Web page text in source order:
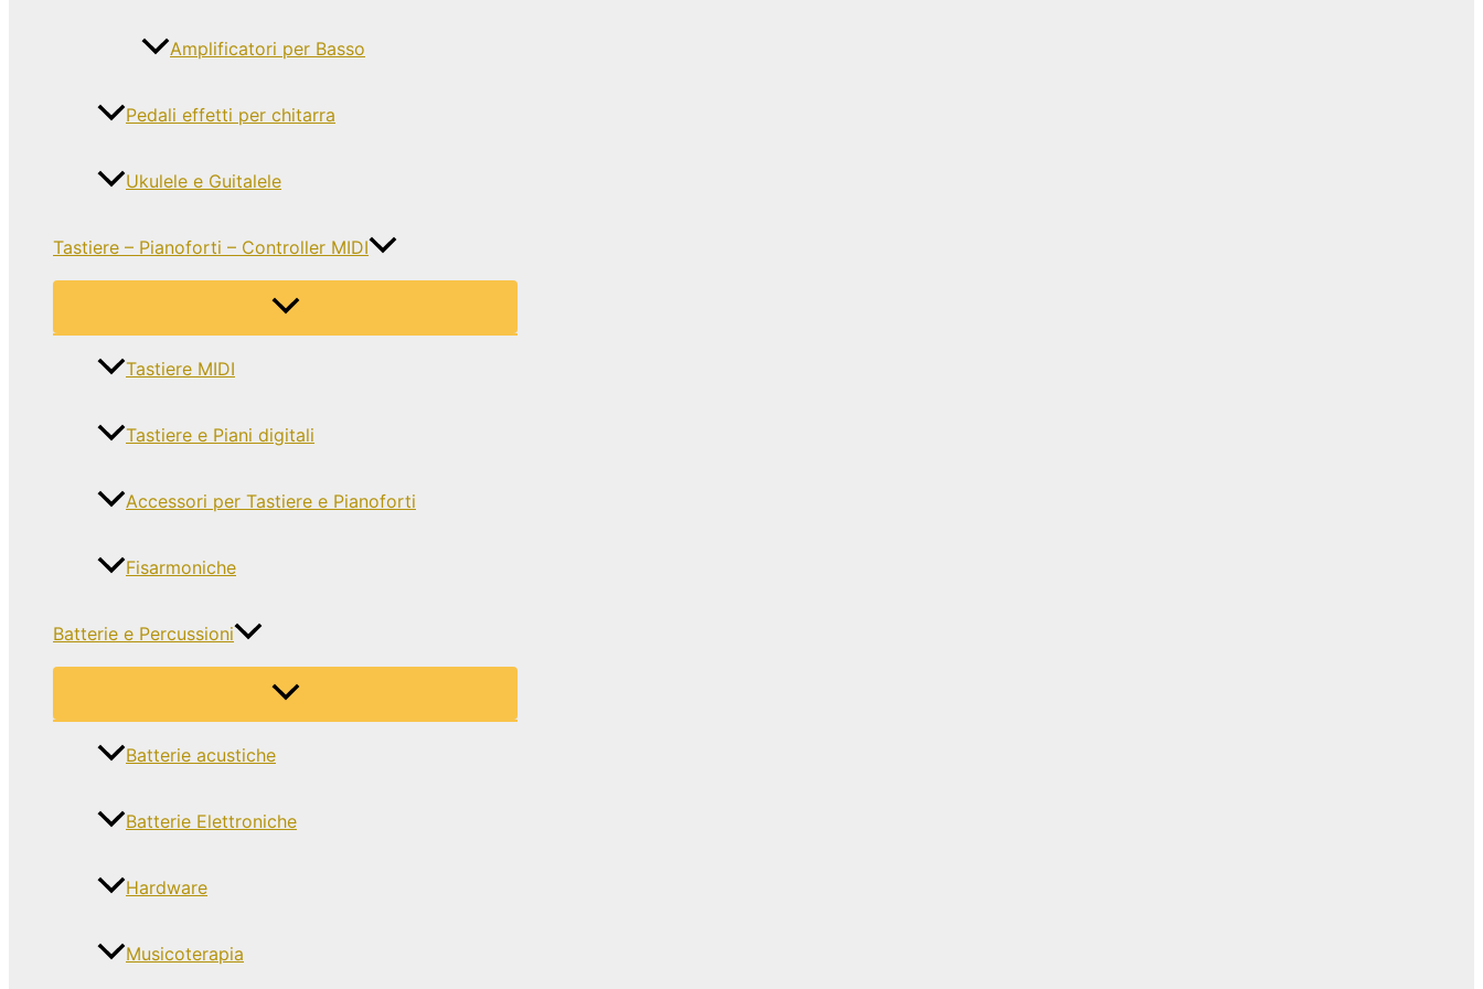
Amplificatori per Basso
Pedali effetti per chitarra
Ukulele e Guitalele
Tastiere – Pianoforti – Controller MIDI
Tastiere MIDI
Tastiere e Piani digitali
Accessori per Tastiere e Pianoforti
Fisarmoniche
Batterie e Percussioni
Batterie acustiche
Batterie Elettroniche
Hardware
Musicoterapia